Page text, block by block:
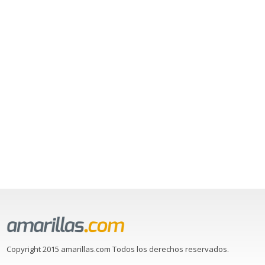
Copyright 2015 amarillas.com Todos los derechos reservados.